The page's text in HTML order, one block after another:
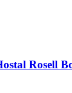
Rosell